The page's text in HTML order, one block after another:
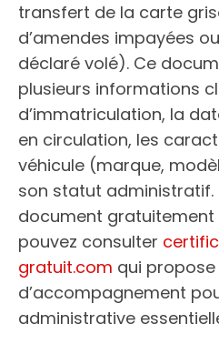
transfert de la carte
d’amendes impayées
déclaré volé). Ce
plusieurs informations
d’immatriculation, la
en circulation, les
véhicule (marque,
son statut administratif.
document
pouvez consulter
gratuit.com qui
d’accompagnement
administrative